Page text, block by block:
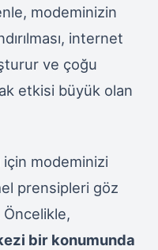
modeminizin
internet
ve çoğu
etkisi büyük olan
için modeminizi
prensipleri göz
Öncelikle,
bir konumunda